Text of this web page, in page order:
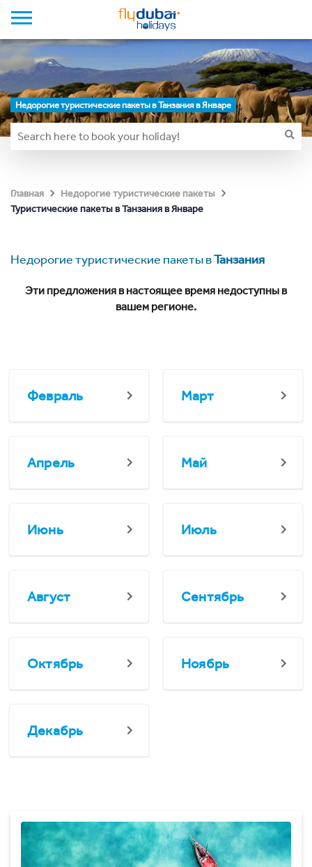
Недорогие туристические пакеты в Танзания в Январе
Главная
Недорогие туристические пакеты
Туристические пакеты в Танзания в Январе
Недорогие туристические пакеты вТанзания
Эти предложения в настоящее время недоступны в
вашем регионе.
Февраль Март
Апрель Май
Июнь Июль
Август Сентябрь
Октябрь Ноябрь
Декабрь